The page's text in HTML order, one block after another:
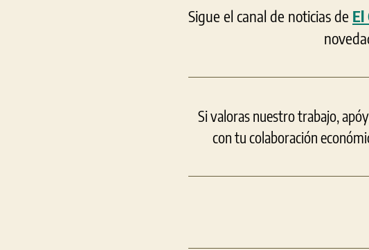
Sigue el canal de noticias de
Si valoras nuestro trabajo,
con tu colaboración